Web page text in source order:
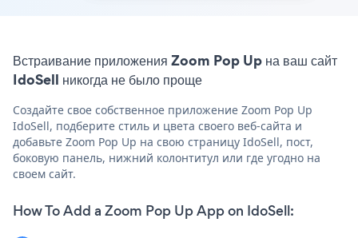
Встраивание приложения Zoom Pop Up на ваш сайт
IdoSell никогда не было проще
Создайте свое собственное приложение Zoom Pop Up
IdoSell, подберите стиль и цвета своего веб-сайта и
добавьте Zoom Pop Up на свою страницу IdoSell, пост,
боковую панель, нижний колонтитул или где угодно на
своем сайт.
How To Add a Zoom Pop Up App on IdoSell: